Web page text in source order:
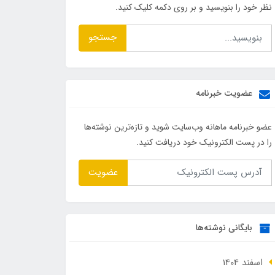
نظر خود را بنویسید و بر روی دکمه کلیک کنید.
جستجو
عضویت خبرنامه
عضو خبرنامه ماهانه وب‌سایت شوید و تازه‌ترین نوشته‌ها
را در پست الکترونیک خود دریافت کنید.
عضویت
بایگانی نوشته‌ها
اسفند 1404